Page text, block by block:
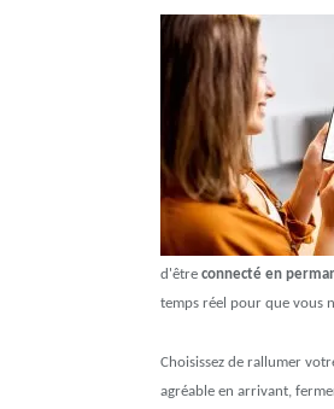
d'être connecté en
temps réel pour que vous
Choisissez de rallumer
agréable en arrivant,